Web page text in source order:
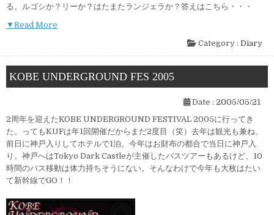
る。ルゴシか？リーか？はたまたランジェラか？答えはこちら・・・
▼Read More
Category : Diary
KOBE UNDERGROUND FES 2005
Date : 2005/05/21
2周年を迎えたKOBE UNDERGROUND FESTIVAL 2005に行ってき
た。ってもKUFは年1回開催だからまだ2度目（笑）去年は観光も兼ね、
前日に神戸入りしてホテルで1泊。今年はお財布の都合で当日に神戸入
り。神戸へはTokyo Dark Castleが主催したバスツアーもあるけど、10
時間のバス移動は体力持ちそうにない。そんなわけで今年も大枚はたい
て新幹線でGO！！